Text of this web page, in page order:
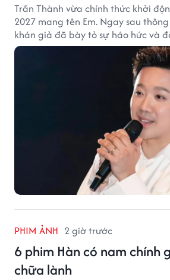
Trấn Thành vừa chính thức khởi
2027 mang tên Em. Ngay sau
khán giả đã bày tỏ sự háo hức và
vào bộ phim mới của Trấn Thành.
PHIM ẢNH 2 giờ trước
6 phim Hàn có nam chính
chữa lành